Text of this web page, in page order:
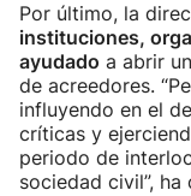
Por último, la
instituciones,
ayudado a abrir
de acreedores.
influyendo en el
críticas y
periodo de
sociedad civil”, ha